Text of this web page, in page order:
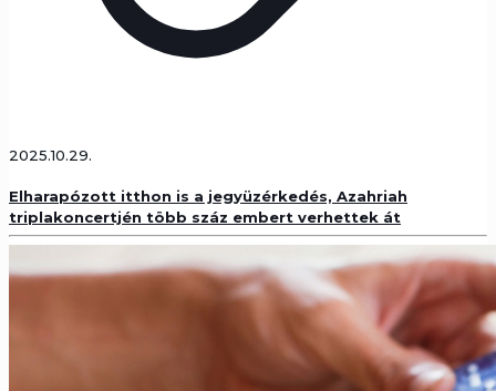
2025.10.29.
Elharapózott itthon is a jegyüzérkedés, Azahriah
triplakoncertjén több száz embert verhettek át